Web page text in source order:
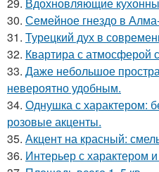
29. Вдохновляющие
30. Семейное гнездо в
31. Турецкий дух в
32. Квартира с атмосферой
33. Даже небольшое
невероятно удобным.
34. Однушка с характером:
розовые акценты.
35. Акцент на красный:
36. Интерьер с характером